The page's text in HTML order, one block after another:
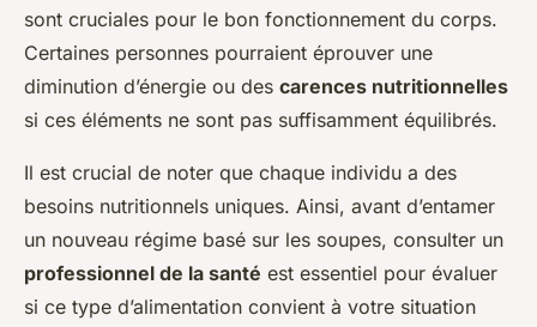
sont cruciales pour le bon fonctionnement du corps.
Certaines personnes pourraient éprouver une
diminution d’énergie ou des carences nutritionnelles
si ces éléments ne sont pas suffisamment équilibrés.
Il est crucial de noter que chaque individu a des
besoins nutritionnels uniques. Ainsi, avant d’entamer
un nouveau régime basé sur les soupes, consulter un
professionnel de la santé est essentiel pour évaluer
si ce type d’alimentation convient à votre situation